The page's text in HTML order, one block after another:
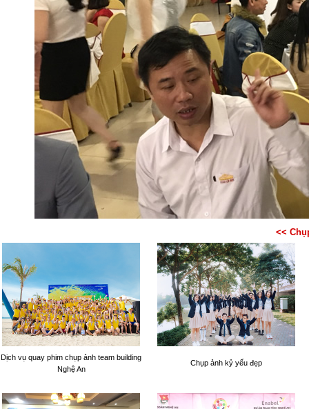
<<
Dịch vụ quay phim chụp ảnh team building
Nghệ An
Chụp ảnh kỷ yếu đẹp